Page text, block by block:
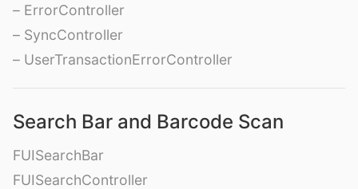
– ErrorController
– SyncController
– UserTransactionErrorController
Search Bar and Barcode Scan
FUISearchBar
FUISearchController